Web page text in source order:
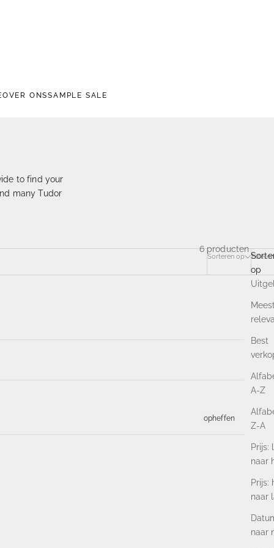
OVER ONSSAMPLE SALE
to find your
many Tudor
Filteren
Sorteren op
op
Best
A-Z
Z-A
Prijs:
naar
Prijs:
naar
naar
6 producten
opheffen